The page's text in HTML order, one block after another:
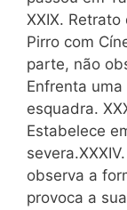
XXIX.
Pirro com
parte, não
Enfrenta
esquadra.
Estabelece
observa a
provoca a